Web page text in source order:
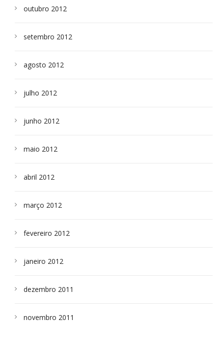
outubro 2012
setembro 2012
agosto 2012
julho 2012
junho 2012
maio 2012
abril 2012
março 2012
fevereiro 2012
janeiro 2012
dezembro 2011
novembro 2011